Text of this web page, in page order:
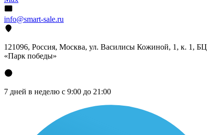
info@smart-sale.ru
121096, Россия, Москва, ул. Василисы Кожиной, 1, к. 1, БЦ
«Парк победы»
7 дней в неделю с 9:00 до 21:00